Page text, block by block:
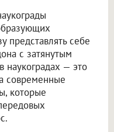
представлять себе
с затянутым
наукоградах — это
современные
которые